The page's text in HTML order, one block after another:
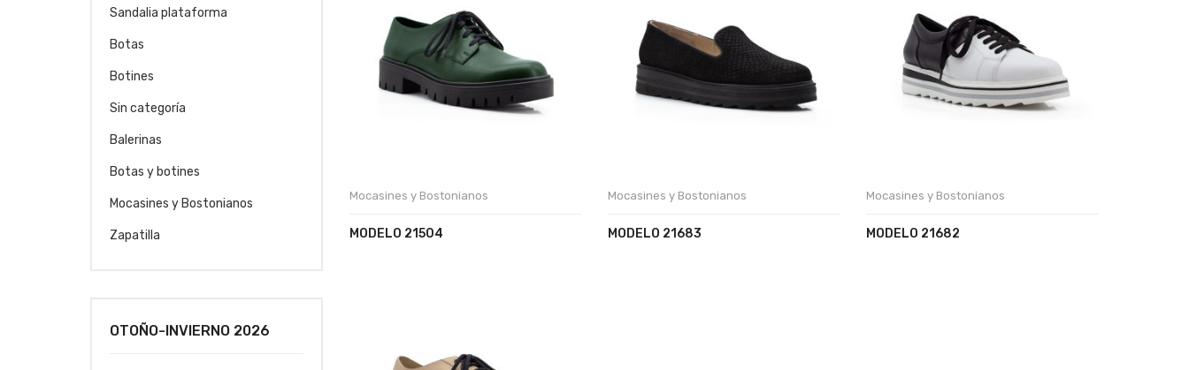
Mocasines y Bostonianos
MODELO 21504
Mocasines y Bostonianos
MODELO 21683
Mocasines y Bostonianos
MODELO 21682
Sandalia plataforma
Botas
Botines
Sin categoría
Balerinas
Botas y botines
Mocasines y Bostonianos
Zapatilla
OTOÑO-INVIERNO 2026